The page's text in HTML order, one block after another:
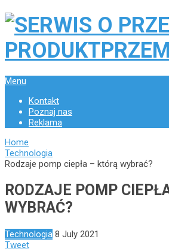
Menu
Kontakt
Poznaj nas
Reklama
Home
Technologia
Rodzaje pomp ciepła – którą wybrać?
RODZAJE POMP
WYBRAĆ?
Technologia 8 July 2021
Tweet